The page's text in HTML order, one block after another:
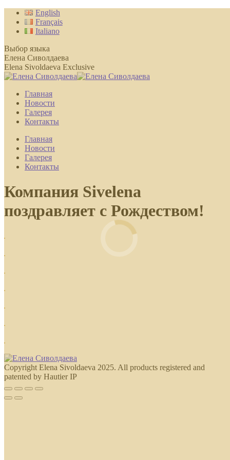
Перейти
содержанию
English
Français
Italiano
Выбор языка
Елена Сиволдаева
Elena Sivoldaeva Exclusive
Главная
Новости
Галерея
Контакты
Главная
Новости
Галерея
Контакты
Компания Sivelena
поздравляет с Рождеством!
Copyright Elena Sivoldaeva 2025. All products registered and
patented by Hautier IP
Go
to